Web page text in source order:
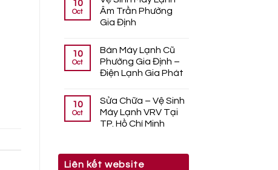
10
Oct
Âm Trần Phường
Gia Định
10
Oct
Bán Máy Lạnh Cũ
Phường Gia Định –
Điện Lạnh Gia Phát
10
Oct
Sửa Chữa – Vệ Sinh
Máy Lạnh VRV Tại
TP. Hồ Chí Minh
Liên kết website